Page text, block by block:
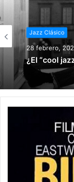
Jazz Clásico
28 febrero,
¿El “cool